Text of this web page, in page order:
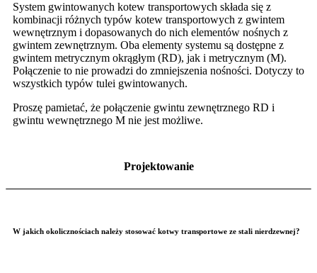
System gwintowanych kotew transportowych składa się z
kombinacji różnych typów kotew transportowych z gwintem
wewnętrznym i dopasowanych do nich elementów nośnych z
gwintem zewnętrznym. Oba elementy systemu są dostępne z
gwintem metrycznym okrągłym (RD), jak i metrycznym (M).
Połączenie to nie prowadzi do zmniejszenia nośności. Dotyczy to
wszystkich typów tulei gwintowanych.
Proszę pamietać, że połączenie gwintu zewnętrznego RD i
gwintu wewnętrznego M nie jest możliwe.
Projektowanie
W jakich okolicznościach należy stosować kotwy transportowe ze stali nierdzewnej?